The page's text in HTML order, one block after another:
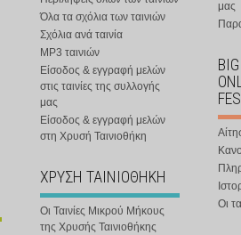
Όλα τα σχόλια των ταινιών
Σχόλια ανά ταινία
MP3 ταινιών
Είσοδος & εγγραφή μελών
στις ταινίες της συλλογής
μας
Είσοδος & εγγραφή μελών
στη Χρυσή Ταινιοθήκη
ΧΡΥΣΗ ΤΑΙΝΙΟΘΗΚΗ
Οι Ταινίες Μικρού Μήκους
της Χρυσής Ταινιοθήκης
μας
Οι